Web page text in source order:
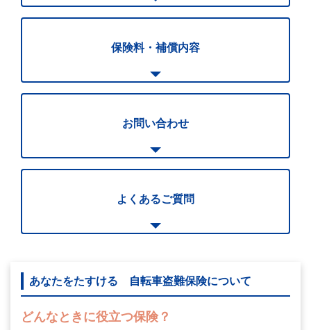
保険料・補償内容
お問い合わせ
よくあるご質問
あなたをたすける 自転車盗難保険について
どんなときに役立つ保険？